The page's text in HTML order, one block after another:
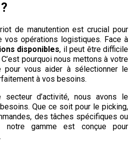
de manutention est crucial pour
vos opérations logistiques. Face à
disponibles, il peut être difficile
pourquoi nous mettons à votre
pour vous aider à sélectionner le
à vos besoins.
d’activité, nous avons le
Que ce soit pour le picking,
des tâches spécifiques ou
notre gamme est conçue pour